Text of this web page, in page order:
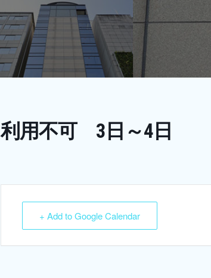
利用不可 3日～4日
+ Add to Google Calendar